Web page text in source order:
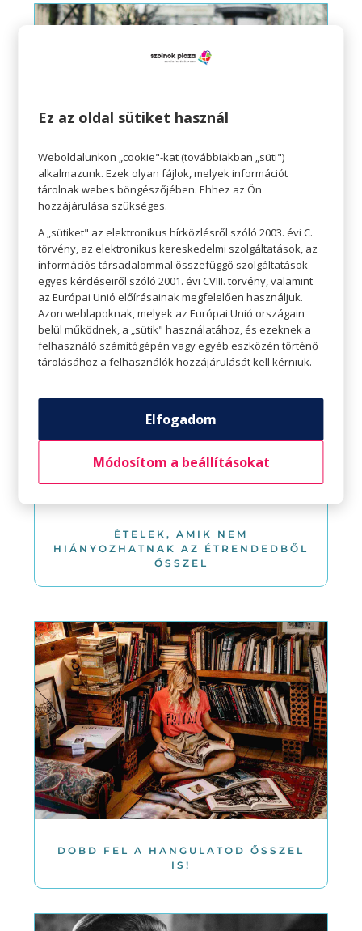
ŐSZI KABÁTDIVAT FARMERTŐL A
STEPPELT DZSEKIIG
ÉTELEK, AMIK NEM
HIÁNYOZHATNAK AZ ÉTRENDEDBŐL
ŐSSZEL
DOBD FEL A HANGULATOD ŐSSZEL
IS!
Ez az oldal sütiket használ
Weboldalunkon „cookie"-kat (továbbiakban „süti")
alkalmazunk. Ezek olyan fájlok, melyek információt
tárolnak webes böngészőjében. Ehhez az Ön
hozzájárulása szükséges.
A „sütiket" az elektronikus hírközlésről szóló 2003. évi C.
törvény, az elektronikus kereskedelmi szolgáltatások, az
információs társadalommal összefüggő szolgáltatások
egyes kérdéseiről szóló 2001. évi CVIII. törvény, valamint
az Európai Unió előírásainak megfelelően használjuk.
Azon weblapoknak, melyek az Európai Unió országain
belül működnek, a „sütik" használatához, és ezeknek a
felhasználó számítógépén vagy egyéb eszközén történő
tárolásához a felhasználók hozzájárulását kell kérniük.
Elfogadom
Módosítom a beállításokat